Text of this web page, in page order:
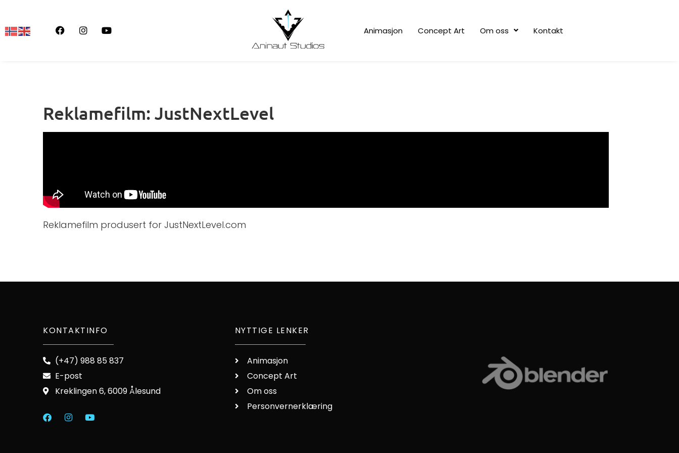
Animasjon Concept Art Om oss Kontakt
Reklamefilm: JustNextLevel
Reklamefilm produsert for JustNextLevel.com
KONTAKTINFO
(+47) 988 85 837
E-post
Kreklingen 6, 6009 Ålesund
NYTTIGE LENKER
Animasjon
Concept Art
Om oss
Personvernerklæring